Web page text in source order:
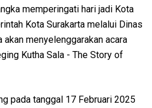
memperingati hari jadi Kota
Kota Surakarta melalui Dinas
menyelenggarakan acara
Kutha Sala - The Story of
pada tanggal 17 Februari 2025